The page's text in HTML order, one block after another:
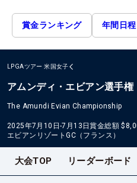
賞金ランキング 年間日程
LPGAツアー 米国女子
アムンディ・エビアン選手権
The Amundi Evian Championship
2025年7月10日-7月13日賞金総額
エビアンリゾートGC（フランス）
大会TOP リーダーボード